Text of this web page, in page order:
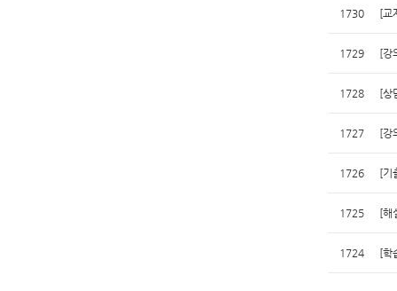
1730 [교
1729 [강
1728 [상
1727 [강
1726 [기
1725 [해
1724 [학